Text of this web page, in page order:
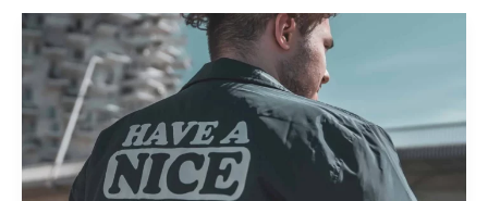
Créer
des
vêtements
pour
son
association
étudiante